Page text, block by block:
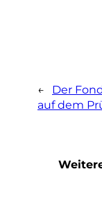
←
Der
auf dem